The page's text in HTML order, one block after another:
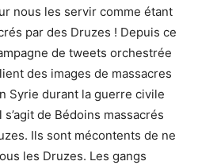
nous les servir comme étant
par des Druzes ! Depuis ce
de tweets orchestrée
des images de massacres
Syrie durant la guerre civile
de Bédoins massacrés
Ils sont mécontents de ne
les Druzes. Les gangs